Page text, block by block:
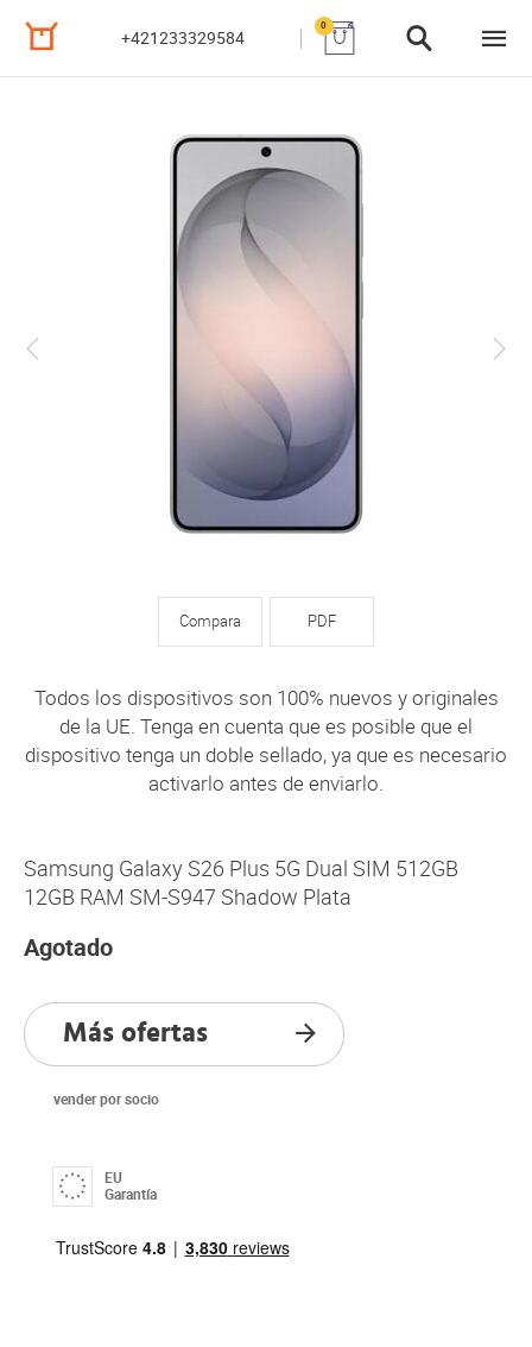
+421233329584
0
Compara PDF
Todos los dispositivos son 100% nuevos y originales
de la UE. Tenga en cuenta que es posible que el
dispositivo tenga un doble sellado, ya que es necesario
activarlo antes de enviarlo.
Samsung Galaxy S26 Plus 5G Dual SIM 512GB
12GB RAM SM-S947 Shadow Plata
Agotado
Más ofertas
vender por socio
EU
Garantía